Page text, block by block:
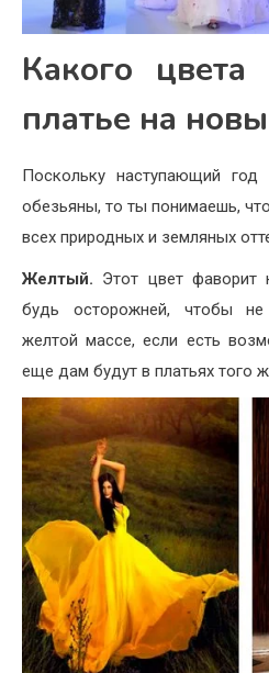
Какого
платье на
Поскольку наступающий
обезьяны, то ты понимаешь,
всех природных и земляных
Желтый. Этот цвет фаворит
будь осторожней, чтобы
желтой массе, если есть
еще дам будут в платьях того